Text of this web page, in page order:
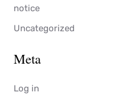
notice
Uncategorized
Meta
Log in